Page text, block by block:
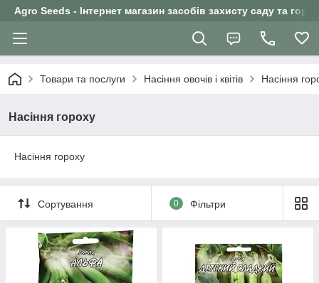
Agro Seeds - Інтернет магазин засобів захисту саду та
Товари та послуги Насіння овочів і квітів Насіння
Насіння гороху
Насіння гороху
Сортування 0 Фільтри